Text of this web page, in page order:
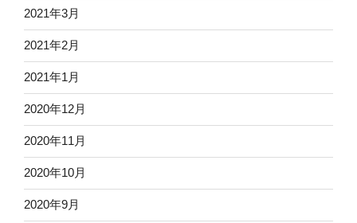
2021年3月
2021年2月
2021年1月
2020年12月
2020年11月
2020年10月
2020年9月